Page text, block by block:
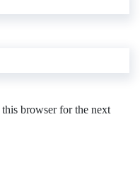
browser for the next